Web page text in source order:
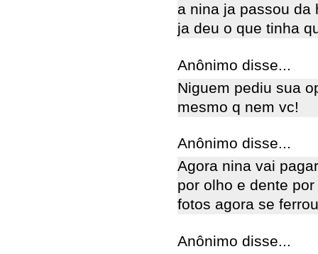
a nina ja passou da
ja deu o que tinha
Anônimo disse...
Niguem pediu sua
mesmo q nem vc!
Anônimo disse...
Agora nina vai
por olho e dente
fotos agora se
Anônimo disse...